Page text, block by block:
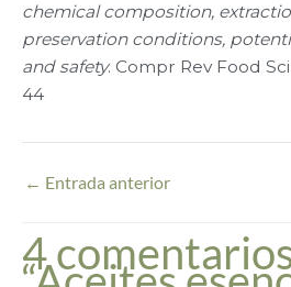
chemical composition,
preservation conditions,
and safety. Compr Rev Food
44
← Entrada anterior
4